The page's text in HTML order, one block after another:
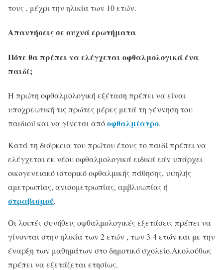
τους , μέχρι την ηλικία των 10 ετών.
Απαντήσεις σε συχνά ερωτήματα
Πότε θα πρέπει να ελέγχεται οφθαλμολογικά ένα
παιδί;
Η πρώτη οφθαλμολογική εξέταση πρέπει να είναι
υποχρεωτική τις πρώτες μέρες μετά τη γέννηση του
παιδιού και να γίνεται απόοφθαλμίατρο.
Κατά τη διάρκεια του πρώτου έτους το παιδί πρέπει να
ελέγχεται εκ νέου οφθαλμολογικά ειδικά εάν υπάρχει
οικογενειακό ιστορικό οφθαλμικής πάθησης, υψηλής
αμετρωπίας, ανισομετρωπίας, αμβλυωπίας ή
στραβισμού.
Οι λοιπές συνήθεις οφθαλμολογικές εξετάσεις πρέπει να
γίνονται στην ηλικία των 2 ετών , των 3-4 ετών και με την
έναρξη των μαθημάτων στο δημοτικό σχολείο.Ακολούθως
πρέπει να εξετάζεται ετησίως.